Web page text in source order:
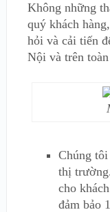
Không những
quý khách
hỏi và cải tiến
Nội và trên
Chúng
thị
cho
đảm bảo